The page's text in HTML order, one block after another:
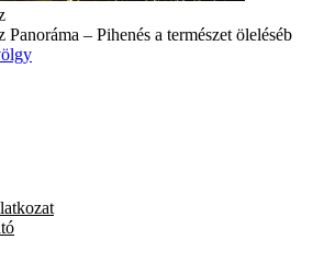
– Pihenés a természet öleléséb